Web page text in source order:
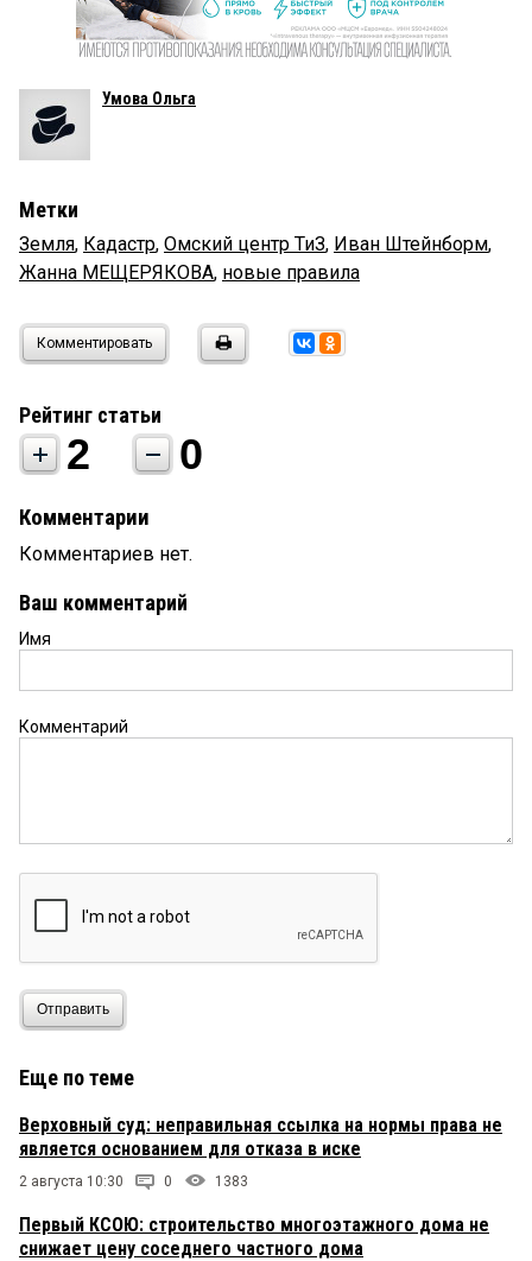
Умова Ольга
Метки
Земля, Кадастр, Омский центр ТиЗ, Иван Штейнборм,
Жанна МЕЩЕРЯКОВА, новые правила
Комментировать
Рейтинг статьи
2 0
Комментарии
Комментариев нет.
Ваш комментарий
Имя
Комментарий
Отправить
Еще по теме
Верховный суд: неправильная ссылка на нормы права не
является основанием для отказа в иске
2 августа 10:30 0 1383
Первый КСОЮ: строительство многоэтажного дома не
снижает цену соседнего частного дома